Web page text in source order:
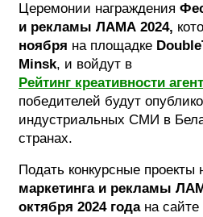
Церемонии награждения
и рекламы ЛАМА 2024,
ноября на площадке
Minsk, и войдут в
Рейтинг креативности
победителей будут
индустриальных СМИ в
странах.
Подать конкурсные проекты
маркетинга и рекламы
октября 2024 годана сайте